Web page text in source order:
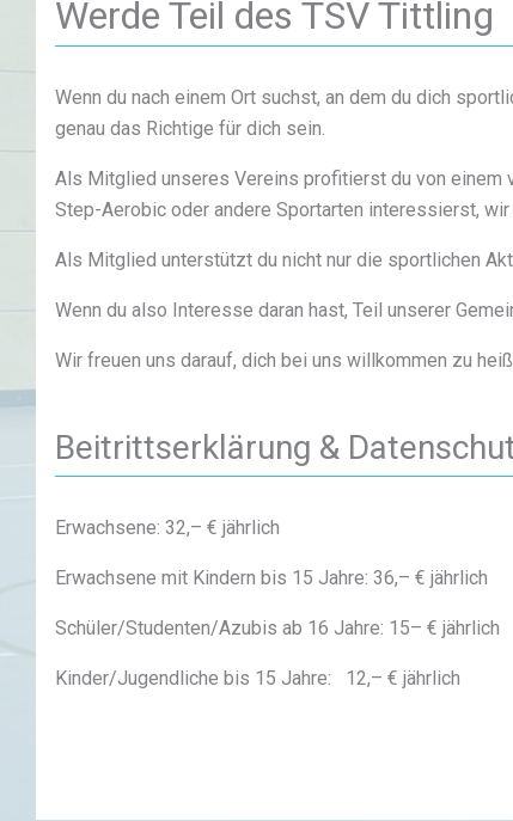
Werde Teil des TSV Tittling
Wenn du nach einem Ort suchst, an dem du dich
genau das Richtige für dich sein.
Als Mitglied unseres Vereins profitierst du von einem
Step-Aerobic oder andere Sportarten interessierst,
Als Mitglied unterstützt du nicht nur die sportlichen
Wenn du also Interesse daran hast, Teil unserer
Wir freuen uns darauf, dich bei uns willkommen zu
Beitrittserklärung &
Erwachsene: 32,– € jährlich
Erwachsene mit Kindern bis 15 Jahre: 36,– € jährlich
Schüler/Studenten/Azubis ab 16 Jahre: 15– € jährlich
Kinder/Jugendliche bis 15 Jahre: 12,– € jährlich